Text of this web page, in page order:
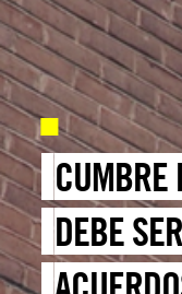
CUMBRE
DEBE